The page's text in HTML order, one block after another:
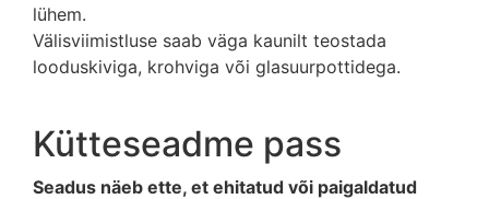
lühem.
Välisviimistluse saab väga kaunilt teostada
looduskiviga, krohviga või glasuurpottidega.
Kütteseadme pass
Seadus näeb ette, et ehitatud või paigaldatud